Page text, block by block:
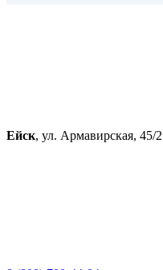
Ейск, ул. Армавирская, 45/2